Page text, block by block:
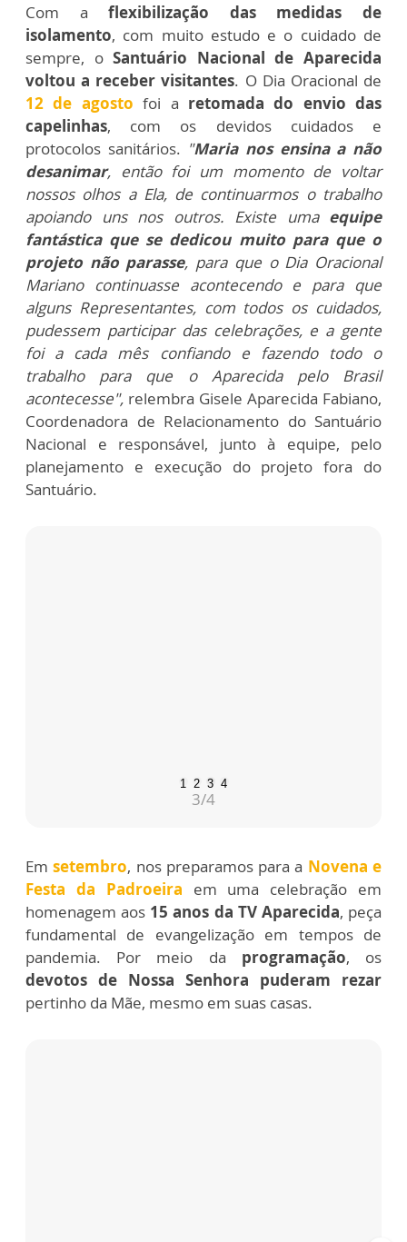
Com aflexibilização das medidas de
isolamento, com muito estudo e o cuidado de
sempre, oSantuário Nacional de Aparecida
voltou a receber visitantes. O Dia Oracional de
12 de agosto foi a retomada do envio das
capelinhas, com os devidos cuidados e
protocolos sanitários. "Maria nos ensina a não
desanimar, então foi um momento de voltar
nossos olhos a Ela, de continuarmos o trabalho
apoiando uns nos outros. Existe uma equipe
fantástica que se dedicou muito para que o
projeto não parasse, para que o Dia Oracional
Mariano continuasse acontecendo e para que
alguns Representantes, com todos os cuidados,
pudessem participar das celebrações, e a gente
foi a cada mês confiando e fazendo todo o
trabalho para que o Aparecida pelo Brasil
acontecesse", relembra Gisele Aparecida Fabiano,
Coordenadora de Relacionamento do Santuário
Nacional e responsável, junto à equipe, pelo
planejamento e execução do projeto fora do
Santuário.
1 2 3 4
3/4
Em setembro, nos preparamos para a Novena e
Festa da Padroeira em uma celebração em
homenagem aos 15 anos da TV Aparecida, peça
fundamental de evangelização em tempos de
pandemia. Por meio da programação, os
devotos de Nossa Senhora
puderam rezar
pertinho da Mãe, mesmo em suas casas.